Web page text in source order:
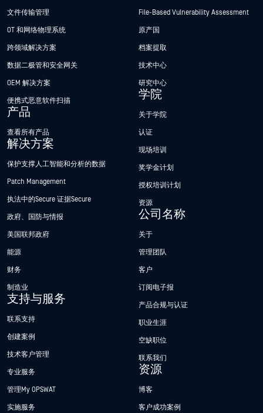
文件传输管理
OT 和网络物理系统
跨领域解决方案
数据二极管和安全网关
OEM 解决方案
便携式恶意软件扫描
产品
查看所有产品
解决方案
保护支撑人工智能和分析的数据
Patch Management
执法中的Secure 证据Secure
政府、国防与情报
美国联邦政府
能源
财务
制造业
支持与服务
联系支持
创建案例
技术客户管理
专业服务
管理My OPSWAT
实施服务
File-Based Vulnerability Assessment
原产国
档案提取
技术中心
研究中心
学院
关于学院
认证
现场培训
奖学金计划
授权培训计划
资源
公司名称
关于
管理团队
客户
订阅电子报
产品合规与认证
职业生涯
空缺职位
联系我们
资源
博客
客户成功案例